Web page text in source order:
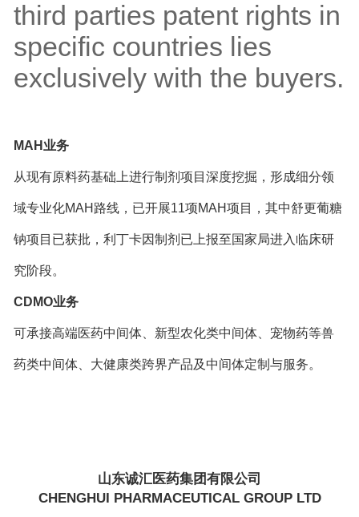
third parties patent rights in
specific countries lies
exclusively with the buyers.
MAH业务
从现有原料药基础上进行制剂项目深度挖掘，形成细分领
域专业化MAH路线，已开展11项MAH项目，其中舒更葡糖
钠项目已获批，利丁卡因制剂已上报至国家局进入临床研
究阶段。
CDMO业务
可承接高端医药中间体、新型农化类中间体、宠物药等兽
药类中间体、大健康类跨界产品及中间体定制与服务。
山东诚汇医药集团有限公司
CHENGHUI PHARMACEUTICAL GROUP LTD